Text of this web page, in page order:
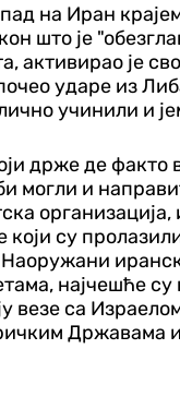
на Иран
што је
активирао је
ударе из
учинили и
држе де факто
могли и
организација,
су
најчешће
везе са
Државама